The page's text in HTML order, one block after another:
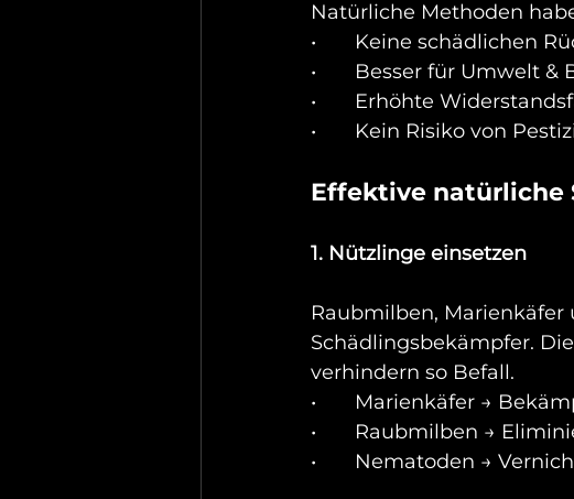
Natürliche Methoden
•	Keine schädlichen
•	Besser für Umwelt
•	Erhöhte
•	Kein Risiko von
Effektive natürliche
1. Nützlinge einsetzen
Raubmilben,
Schädlingsbekämpfer.
verhindern so Befall.
•	Marienkäfer →
•	Raubmilben →
•	Nematoden →